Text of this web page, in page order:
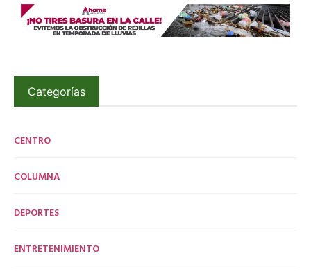
Categorías
CENTRO
COLUMNA
DEPORTES
ENTRETENIMIENTO